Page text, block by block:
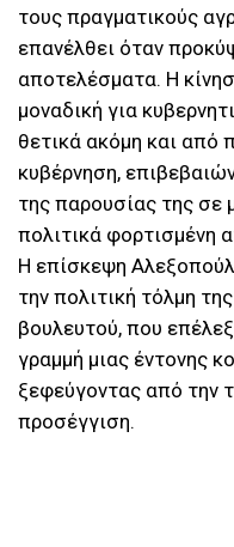
τους πραγματικούς
επανέλθει όταν
αποτελέσματα. Η
μοναδική για
θετικά ακόμη και από
κυβέρνηση,
της παρουσίας της σε
πολιτικά φορτισμένη
Η επίσκεψη
την πολιτική τόλμη
βουλευτού, που
γραμμή μιας έντονης
ξεφεύγοντας από την
προσέγγιση.